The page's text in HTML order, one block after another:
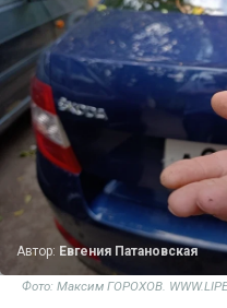
Автор: Евгения Патановская
Фото: Максим ГОРОХОВ.